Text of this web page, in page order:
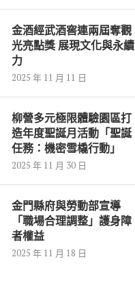
金酒經武酒窖連兩屆奪觀
光亮點獎 展現文化與永續
力
2025 年 11 月 11 日
柳營多元極限體驗園區打
造年度聖誕月活動「聖誕
任務：機密雪橇行動」
2025 年 11 月 30 日
金門縣府與勞動部宣導
「職場合理調整」護身障
者權益
2025 年 11 月 18 日